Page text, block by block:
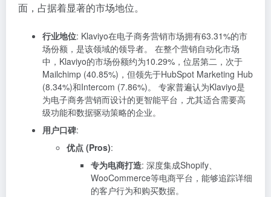
面，占据着显著的市场地位。
行业地位: Klaviyo在电子商务营销市场拥有63.31%的市
场份额，是该领域的领导者。 在整个营销自动化市场
中，Klaviyo的市场份额约为10.29%，位居第二，次于
Mailchimp (40.85%)，但领先于HubSpot Marketing Hub
(8.34%)和Intercom (7.86%)。 专家普遍认为Klaviyo是
为电子商务营销而设计的更智能平台，尤其适合需要高
级功能和数据驱动策略的企业。
用户口碑:
优点 (Pros):
专为电商打造: 深度集成Shopify、
WooCommerce等电商平台，能够追踪详细
的客户行为和购买数据。